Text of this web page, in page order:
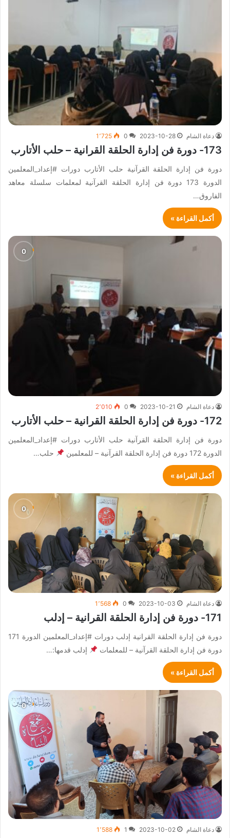
دعاة الشام 2023-10-28
0 1٬725
173- دورة فن إدارة الحلقة القرانية – حلب الأتارب
دورة فن إدارة الحلقة القرآنية حلب الأتارب دورات #إعداد_المعلمين
الدورة 173 دورة فن إدارة الحلقة القرآنية لمعلمات سلسلة معاهد
الفاروق…
أكمل القراءة »
دعاة الشام 2023-10-21
0 2٬010
172- دورة فن إدارة الحلقة القرانية – حلب الأتارب
دورة فن إدارة الحلقة القرآنية حلب الأتارب دورات #إعداد_المعلمين
الدورة 172 دورة فن إدارة الحلقة القرآنية – للمعلمين
حلب…
أكمل القراءة »
دعاة الشام 2023-10-03
0 1٬568
171- دورة فن إدارة الحلقة القرانية – إدلب
دورة فن إدارة الحلقة القرانية إدلب دورات #إعداد_المعلمين الدورة 171
دورة فن إدارة الحلقة القرآنية – للمعلمات
إدلب قدمها:…
أكمل القراءة »
دعاة الشام 2023-10-02
1 1٬588